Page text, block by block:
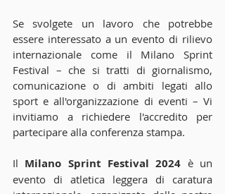
Se svolgete un lavoro che potrebbe
essere interessato a un evento di rilievo
internazionale come il Milano Sprint
Festival – che si tratti di giornalismo,
comunicazione o di ambiti legati allo
sport e all'organizzazione di eventi – Vi
invitiamo a richiedere l'accredito per
partecipare alla conferenza stampa.
Il Milano Sprint Festival 2024 è un
evento di atletica leggera di caratura